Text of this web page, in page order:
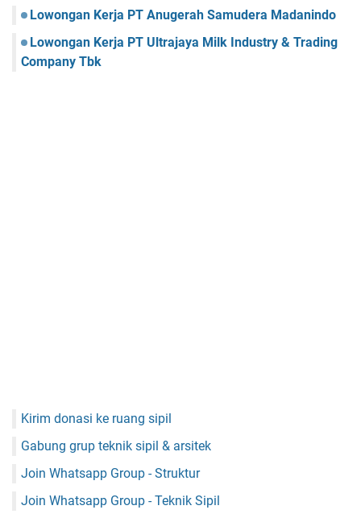
Lowongan Kerja PT Anugerah Samudera Madanindo
Lowongan Kerja PT Ultrajaya Milk Industry & Trading
Company Tbk
Kirim donasi ke ruang sipil
Gabung grup teknik sipil & arsitek
Join Whatsapp Group - Struktur
Join Whatsapp Group - Teknik Sipil